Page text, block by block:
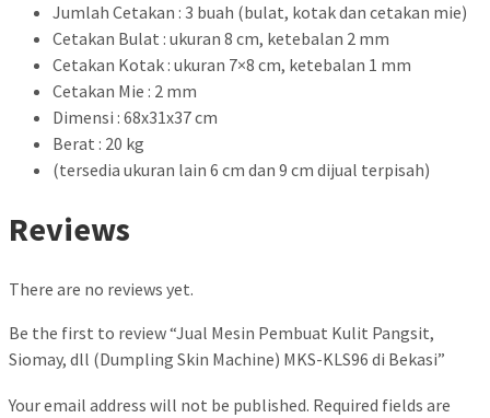
Jumlah Cetakan : 3 buah (bulat, kotak dan cetakan mie)
Cetakan Bulat : ukuran 8 cm, ketebalan 2 mm
Cetakan Kotak : ukuran 7×8 cm, ketebalan 1 mm
Cetakan Mie : 2 mm
Dimensi : 68x31x37 cm
Berat : 20 kg
(tersedia ukuran lain 6 cm dan 9 cm dijual terpisah)
Reviews
There are no reviews yet.
Be the first to review “Jual Mesin Pembuat Kulit Pangsit,
Siomay, dll (Dumpling Skin Machine) MKS-KLS96 di Bekasi”
Your email address will not be published. Required fields are